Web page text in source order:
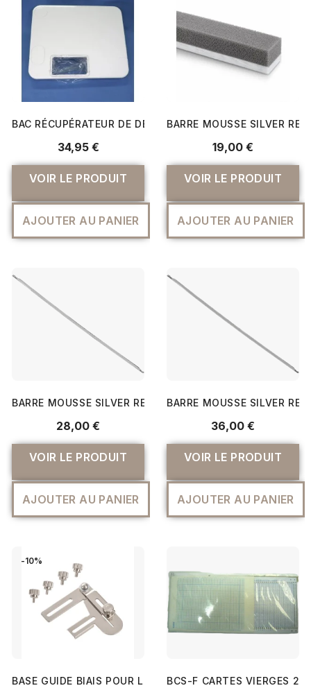
BAC RÉCUPÉRATEUR DE DÉCHETS BABY LOCK : GARDEZ
34,95 €
VOIR LE PRODUIT
AJOUTER AU PANIER
BARRE MOUSSE SILVER
19,00 €
VOIR LE PRODUIT
AJOUTER AU PANIER
BARRE MOUSSE SILVER REED SK155 / SK860 MACHINE À
28,00 €
VOIR LE PRODUIT
AJOUTER AU PANIER
BARRE MOUSSE SILVER
36,00 €
VOIR LE PRODUIT
AJOUTER AU PANIER
-10%
BASE GUIDE BIAIS POUR L890/B42/B48/B62/B68 -
BCS-F CARTES VIERGES